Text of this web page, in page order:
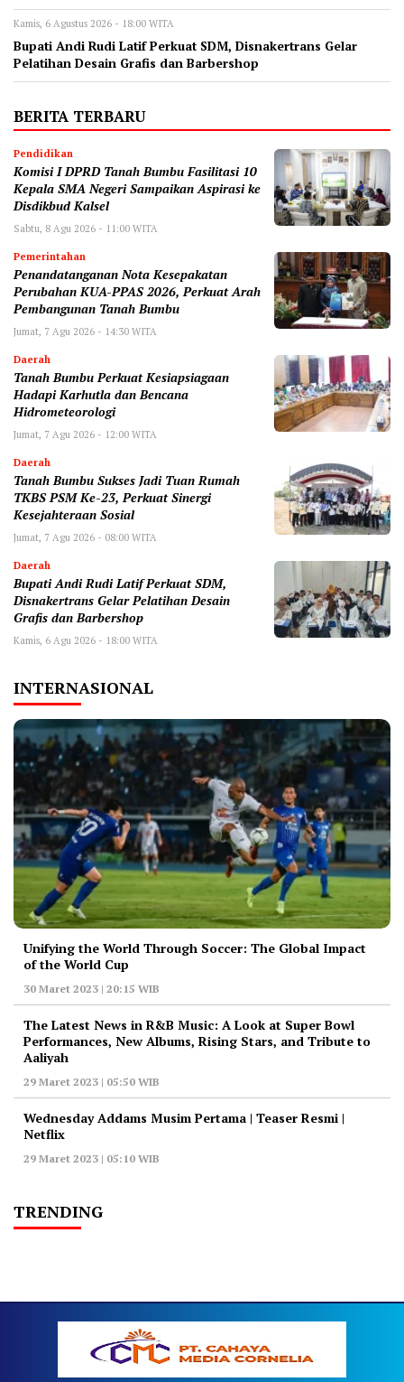
Kamis, 6 Agustus 2026 - 18:00 WITA
Bupati Andi Rudi Latif Perkuat SDM, Disnakertrans Gelar
Pelatihan Desain Grafis dan Barbershop
BERITA TERBARU
Pendidikan
Komisi I DPRD Tanah Bumbu Fasilitasi 10
Kepala SMA Negeri Sampaikan Aspirasi ke
Disdikbud Kalsel
Sabtu, 8 Agu 2026 - 11:00 WITA
Pemerintahan
Penandatanganan Nota Kesepakatan
Perubahan KUA-PPAS 2026, Perkuat Arah
Pembangunan Tanah Bumbu
Jumat, 7 Agu 2026 - 14:30 WITA
Daerah
Tanah Bumbu Perkuat Kesiapsiagaan
Hadapi Karhutla dan Bencana
Hidrometeorologi
Jumat, 7 Agu 2026 - 12:00 WITA
Daerah
Tanah Bumbu Sukses Jadi Tuan Rumah
TKBS PSM Ke-23, Perkuat Sinergi
Kesejahteraan Sosial
Jumat, 7 Agu 2026 - 08:00 WITA
Daerah
Bupati Andi Rudi Latif Perkuat SDM,
Disnakertrans Gelar Pelatihan Desain
Grafis dan Barbershop
Kamis, 6 Agu 2026 - 18:00 WITA
INTERNASIONAL
Unifying the World Through Soccer: The Global Impact
of the World Cup
30 Maret 2023 | 20:15 WIB
The Latest News in R&B Music: A Look at Super Bowl
Performances, New Albums, Rising Stars, and Tribute to
Aaliyah
29 Maret 2023 | 05:50 WIB
Wednesday Addams Musim Pertama | Teaser Resmi |
Netflix
29 Maret 2023 | 05:10 WIB
TRENDING